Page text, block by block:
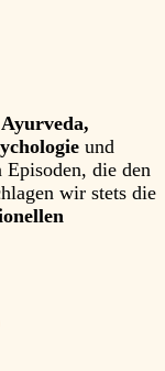
Ayurveda,
und
die den
wir stets die